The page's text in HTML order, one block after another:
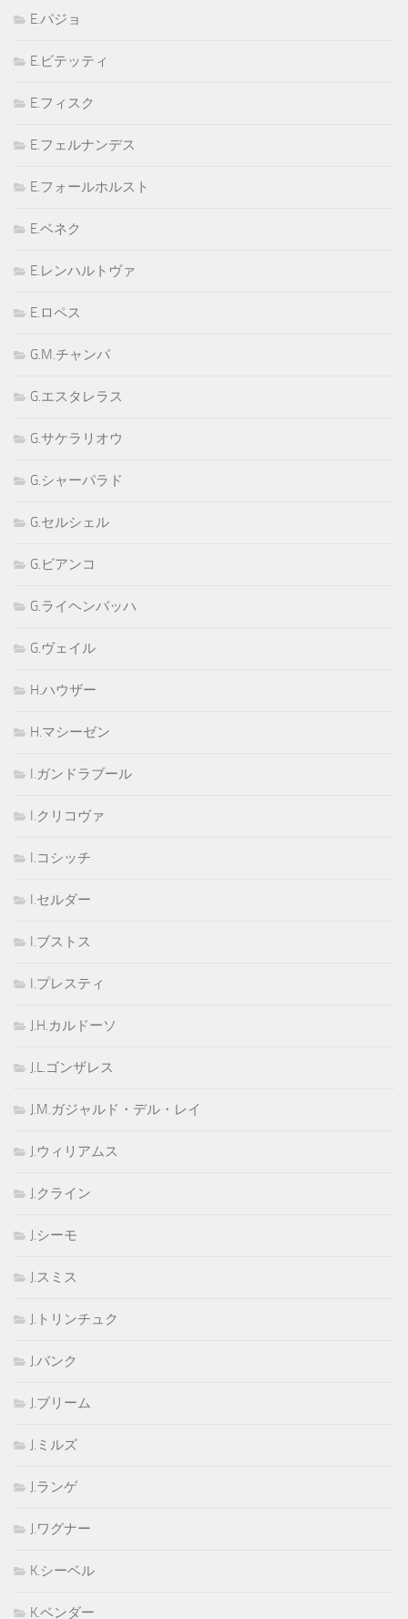
E.パジョ
E.ビテッティ
E.フィスク
E.フェルナンデス
E.フォールホルスト
E.ベネク
E.レンハルトヴァ
E.ロペス
G.M.チャンパ
G.エスタレラス
G.サケラリオウ
G.シャーパラド
G.セルシェル
G.ビアンコ
G.ライヘンバッハ
G.ヴェイル
H.ハウザー
H.マシーゼン
I.ガンドラブール
I.クリコヴァ
I.コシッチ
I.セルダー
I.ブストス
I.プレスティ
J.H.カルドーソ
J.L.ゴンザレス
J.M.ガジャルド・デル・レイ
J.ウィリアムス
J.クライン
J.シーモ
J.スミス
J.トリンチュク
J.バンク
J.ブリーム
J.ミルズ
J.ランゲ
J.ワグナー
K.シーベル
K.ベンダー